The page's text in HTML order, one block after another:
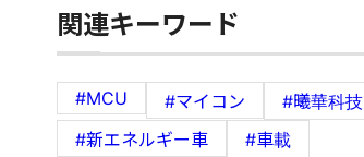
関連キーワード
#MCU #マイコン #曦華科技
#新エネルギー車
#車載